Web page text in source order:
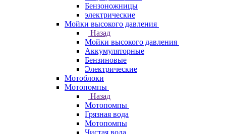
Бензоножницы
электрические
Мойки высокого давления
Назад
Мойки высокого давления
Аккумуляторные
Бензиновые
Электрические
Мотоблоки
Мотопомпы
Назад
Мотопомпы
Грязная вода
Мотопомпы
Чистая вода